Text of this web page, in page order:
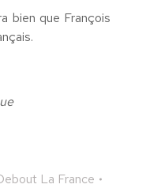
bien que François
La France